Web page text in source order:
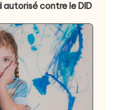
contre le DID